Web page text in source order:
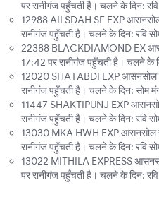
पर रानीगंज पहुँचती है। चलने के दिन:
12988 AII SDAH SF EXP
रानीगंज पहुँचती है। चलने के दिन: रवि
22388 BLACKDIAMOND EX
17:42 पर रानीगंज पहुँचती है। चलने के
12020 SHATABDI EXP
रानीगंज पहुँचती है। चलने के दिन: सोम
11447 SHAKTIPUNJ EXP
रानीगंज पहुँचती है। चलने के दिन: रवि
13030 MKA HWH EXP आसनसोल
रानीगंज पहुँचती है। चलने के दिन: रवि
13022 MITHILA EXPRESS
पर रानीगंज पहुँचती है। चलने के दिन: